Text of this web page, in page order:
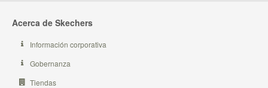
Acerca de Skechers
Información corporativa
Gobernanza
Tiendas